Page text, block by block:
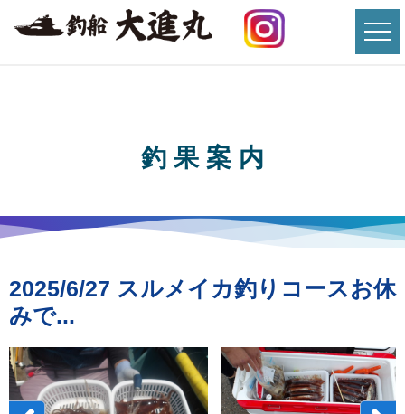
釣 果 案 内
2025/6/27 スルメイカ釣りコースお休
みで...